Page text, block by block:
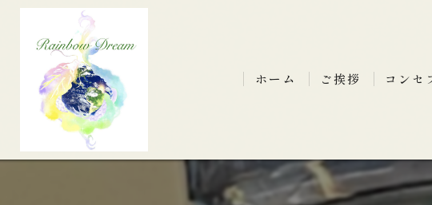
ホーム ご挨拶 コンセ